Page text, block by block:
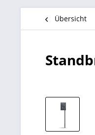
Übersicht